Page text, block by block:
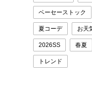
ベーセーストック
夏コーデ お天
2026SS 春夏
トレンド